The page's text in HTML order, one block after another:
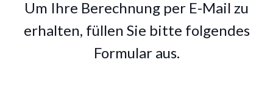
Um Ihre Berechnung per E-Mail zu
erhalten, füllen Sie bitte folgendes
Formular aus.